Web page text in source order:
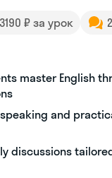
₽ за урок
master English
speaking and
discussions